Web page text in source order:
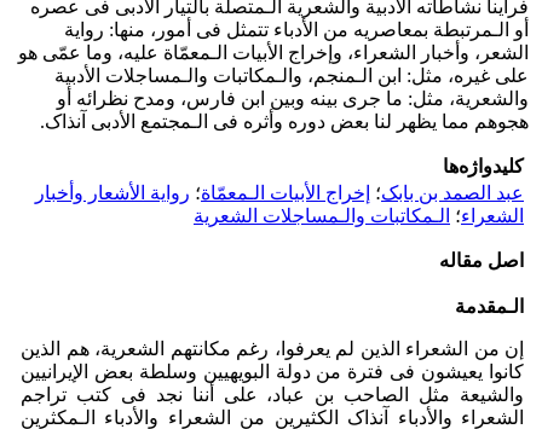
فرأینا نشاطاته الأدبیة والشعریة الـمتصلة بالتیار الأدبی فی عصره
أو الـمرتبطة بمعاصریه من الأدباء تتمثل فی أمور، منها: روایة
الشعر، وأخبار الشعراء، وإخراج الأبیات الـمعمّاة علیه، وما عمّی هو
على غیره، مثل: ابن الـمنجم، والـمکاتبات والـمساجلات الأدبیة
والشعریة، مثل: ما جرى بینه وبین ابن فارس، ومدح نظرائه أو
هجوهم مما یظهر لنا بعض دوره وأثره فی الـمجتمع الأدبی آنذاک.
کلیدواژه‌ها
عبد الصمد بن بابک؛ إخراج الأبیات الـمعمّاة؛ روایة الأشعار وأخبار
الشعراء؛ الـمکاتبات والـمساجلات الشعریة
اصل مقاله
الـمقدمة
إن من الشعراء الذین لم یعرفوا، رغم مکانتهم الشعریة، هم الذین
کانوا یعیشون فی فترة من دولة البویهیین وسلطة بعض الإیرانیین
والشیعة مثل الصاحب بن عباد، على أننا نجد فی کتب تراجم
الشعراء والأدباء آنذاک الکثیرین من الشعراء والأدباء الـمکثرین